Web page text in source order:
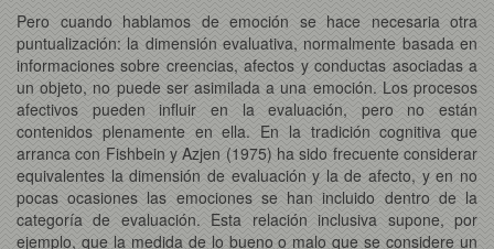
Pero cuando hablamos de emoción se hace necesaria otra
puntualización: la dimensión evaluativa, normalmente basada en
informaciones sobre creencias, afectos y conductas asociadas a
un objeto, no puede ser asimilada a una emoción. Los procesos
afectivos pueden influir en la evaluación, pero no están
contenidos plenamente en ella. En la tradición cognitiva que
arranca con Fishbein y Azjen (1975) ha sido frecuente considerar
equivalentes la dimensión de evaluación y la de afecto, y en no
pocas ocasiones las emociones se han incluido dentro de la
categoría de evaluación. Esta relación inclusiva supone, por
ejemplo, que la medida de lo bueno o malo que se considere un